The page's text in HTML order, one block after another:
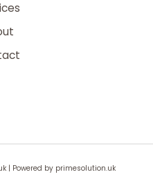
| Powered by primesolution.uk